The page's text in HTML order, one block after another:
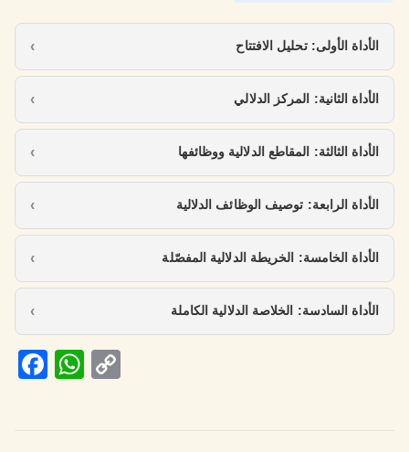
الأداة الأولى: تحليل الافتتاح
الأداة الثانية: المركز الدلالي
الأداة الثالثة: المقاطع الدلالية ووظائفها
الأداة الرابعة: توصيف الوظائف الدلالية
الأداة الخامسة: الخريطة الدلالية المفصّلة
الأداة السادسة: الخلاصة الدلالية الكاملة
Fa
W